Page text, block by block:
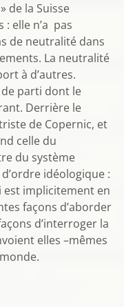
de la Suisse
elle n’a pas
de neutralité dans
La neutralité
à d’autres.
parti dont le
Derrière le
de Copernic, et
celle du
du système
idéologique :
est implicitement en
façons d’aborder
d’interroger la
elles –mêmes